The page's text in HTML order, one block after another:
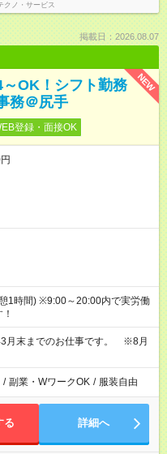
クノ・サービス
掲載日：2026.08.07
NEW
OK！シフト勤務
務＠尻手
登録・面接OK
1時間) ※9:00～20:00内で実労働
月末までのお仕事です。 ※8月
/ 副業・WワークOK / 服装自由
る 詳細へ